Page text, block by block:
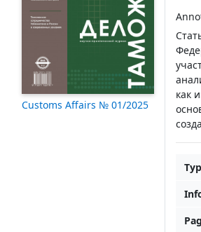
Customs Affairs № 01/2025
как